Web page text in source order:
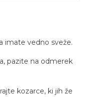
imate vedno sveže.
pazite na odmerek
kozarce, ki jih že